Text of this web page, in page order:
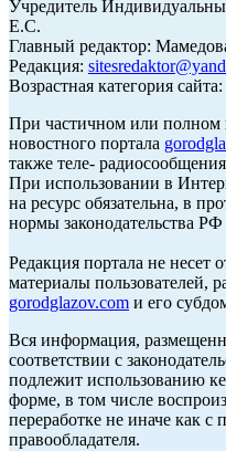
Учредитель
Е.С.
Главный редактор:
Редакция:
Возрастная категория
При частичном или полном
новостного портала
также теле-
При использовании в
на ресурс обязательна, в
нормы законодательства
Редакция портала не несет
материалы пользователей,
gorodglazov.com и его
Вся информация,
соответствии с
подлежит использованию
форме, в том числе
переработке не иначе как с
правообладателя.